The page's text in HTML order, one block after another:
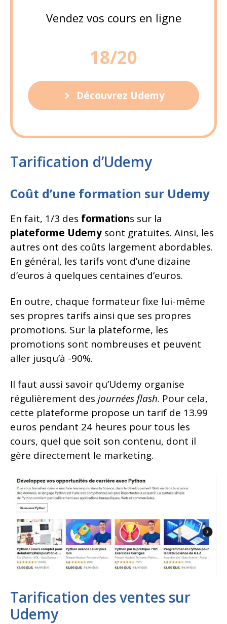
Vendez vos cours en ligne
18/20
Découvrez Udemy
Tarification d’Udemy
Coût d’une formation sur Udemy
En fait, 1/3 des formations sur la
plateforme Udemy sont gratuites. Ainsi, les
autres ont des coûts largement abordables.
En général, les tarifs vont d’une dizaine
d’euros à quelques centaines d’euros.
En outre, chaque formateur fixe lui-même
ses propres tarifs ainsi que ses propres
promotions. Sur la plateforme, les
promotions sont nombreuses et peuvent
aller jusqu’à -90%.
Il faut aussi savoir qu’Udemy organise
régulièrement des journées flash. Pour cela,
cette plateforme propose un tarif de 13.99
euros pendant 24 heures pour tous les
cours, quel que soit son contenu, dont il
gère directement le marketing.
Tarification des ventes sur
Udemy